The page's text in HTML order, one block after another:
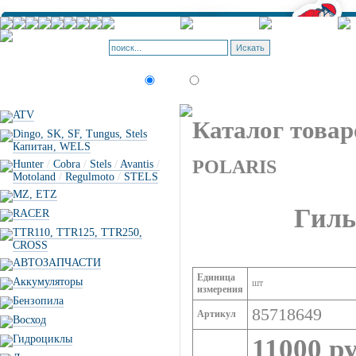
ATV
Dingo, SK, SF, Tungus, Stels
Капитан, WELS
Hunter / Cobra / Stels / Avantis /
Motoland / Regulmoto / STELS
MZ, ETZ
RACER
TTR110, TTR125, TTR250,
CROSS
АВТОЗАПЧАСТИ
Аккумуляторы
Бензопила
Восход
Гидроциклы
Каталог
POLARIS
Единица
измерения
шт
Артикул 85718649
11000